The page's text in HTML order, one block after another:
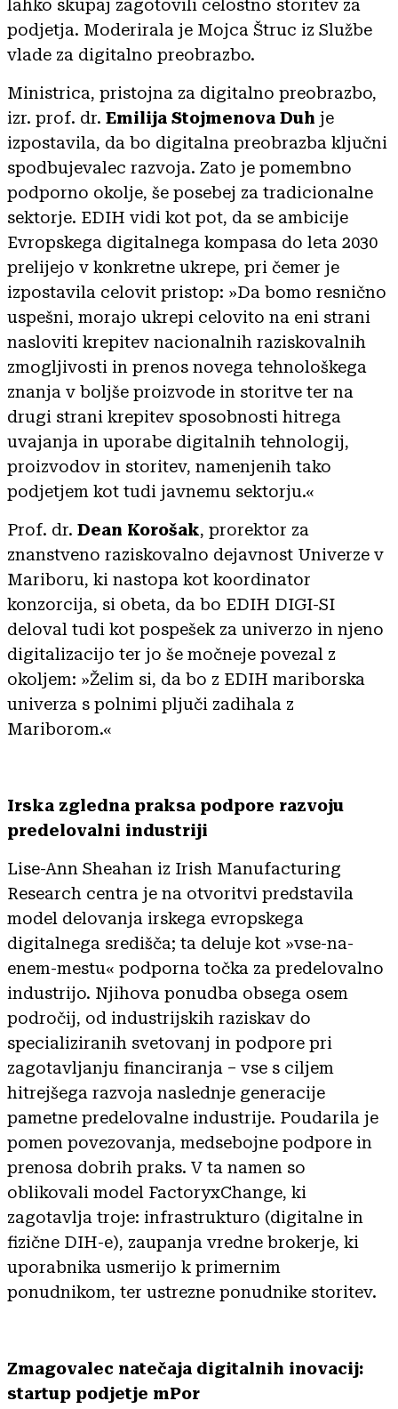
lahko skupaj zagotovili celostno storitev za
podjetja. Moderirala je Mojca Štruc iz Službe
vlade za digitalno preobrazbo.
Ministrica, pristojna za digitalno preobrazbo,
izr. prof. dr. Emilija Stojmenova Duh je
izpostavila, da bo digitalna preobrazba ključni
spodbujevalec razvoja. Zato je pomembno
podporno okolje, še posebej za tradicionalne
sektorje. EDIH vidi kot pot, da se ambicije
Evropskega digitalnega kompasa do leta 2030
prelijejo v konkretne ukrepe, pri čemer je
izpostavila celovit pristop: »Da bomo resnično
uspešni, morajo ukrepi celovito na eni strani
nasloviti krepitev nacionalnih raziskovalnih
zmogljivosti in prenos novega tehnološkega
znanja v boljše proizvode in storitve ter na
drugi strani krepitev sposobnosti hitrega
uvajanja in uporabe digitalnih tehnologij,
proizvodov in storitev, namenjenih tako
podjetjem kot tudi javnemu sektorju.«
Prof. dr. Dean Korošak, prorektor za
znanstveno raziskovalno dejavnost Univerze v
Mariboru, ki nastopa kot koordinator
konzorcija, si obeta, da bo EDIH DIGI-SI
deloval tudi kot pospešek za univerzo in njeno
digitalizacijo ter jo še močneje povezal z
okoljem: »Želim si, da bo z EDIH mariborska
univerza s polnimi pljuči zadihala z
Mariborom.«
Irska zgledna praksa podpore razvoju
predelovalni industriji
Lise-Ann Sheahan iz Irish Manufacturing
Research centra je na otvoritvi predstavila
model delovanja irskega evropskega
digitalnega središča; ta deluje kot »vse-na-
enem-mestu« podporna točka za predelovalno
industrijo. Njihova ponudba obsega osem
področij, od industrijskih raziskav do
specializiranih svetovanj in podpore pri
zagotavljanju financiranja – vse s ciljem
hitrejšega razvoja naslednje generacije
pametne predelovalne industrije. Poudarila je
pomen povezovanja, medsebojne podpore in
prenosa dobrih praks. V ta namen so
oblikovali model FactoryxChange, ki
zagotavlja troje: infrastrukturo (digitalne in
fizične DIH-e), zaupanja vredne brokerje, ki
uporabnika usmerijo k primernim
ponudnikom, ter ustrezne ponudnike storitev.
Zmagovalec natečaja digitalnih inovacij:
startup podjetje mPor